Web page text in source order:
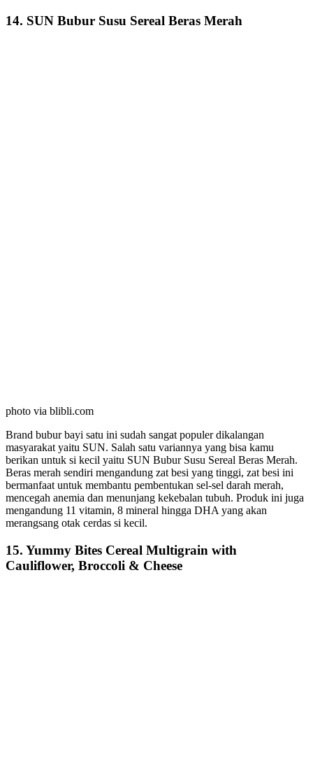
14. SUN Bubur Susu Sereal Beras Merah
photo via blibli.com
Brand bubur bayi satu ini sudah sangat populer dikalangan
masyarakat yaitu SUN. Salah satu variannya yang bisa kamu
berikan untuk si kecil yaitu SUN Bubur Susu Sereal Beras Merah.
Beras merah sendiri mengandung zat besi yang tinggi, zat besi ini
bermanfaat untuk membantu pembentukan sel-sel darah merah,
mencegah anemia dan menunjang kekebalan tubuh. Produk ini juga
mengandung 11 vitamin, 8 mineral hingga DHA yang akan
merangsang otak cerdas si kecil.
15. Yummy Bites Cereal Multigrain with
Cauliflower, Broccoli & Cheese